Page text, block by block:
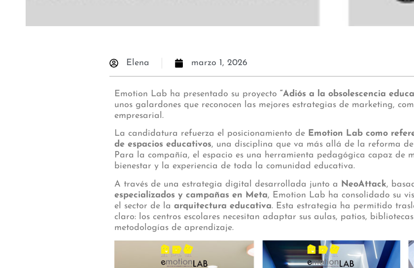
Elena marzo 1, 2026
Emotion Lab ha presentado su proyecto “Adiós a la obsolescencia
unos galardones que reconocen las mejores estrategias de marketing,
empresarial.
La candidatura refuerza el posicionamiento de Emotion Lab como
de espacios educativos, una disciplina que va más allá de la reforma de
Para la compañía, el espacio es una herramienta pedagógica capaz de
bienestar y la experiencia de toda la comunidad educativa.
A través de una estrategia digital desarrollada junto a NeoAttack,
especializados y campañas en Meta, Emotion Lab ha consolidado su
el sector de la arquitectura educativa. Esta estrategia ha permitido
claro: los centros escolares necesitan adaptar sus aulas, patios,
metodologías de aprendizaje.